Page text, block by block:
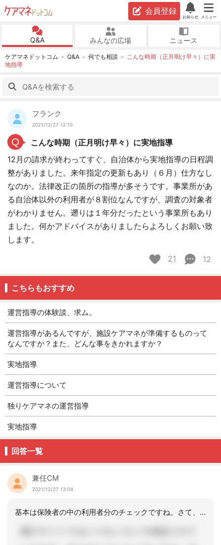
会員登録
お知らせ メニュー
Q&A みんなの広場 ニュース
ケアマネドットコム Q&A 何でも相談
こんな時期（正月明け早々）に実
地指導
フランク
2021/12/27 12:10
Q
こんな時期（正月明け早々）に実地指導
12月の請求が終わってすぐ、自治体から実地指導の日程調
整がありました。来年指定の更新もあり（６月）仕方なし
なのか。法律改正の箇所の指導が多そうです。事業所があ
る自治体以外の利用者が８割位なんですが、調査の対象者
がわかりません。遡りは１年分だったという事業所もあり
ました。何かアドバイスがありましたらよろしくお願い致
します。
21
12
こちらもおすすめ
運営指導の体験談、求ム。
運営指導があるんですが、施設ケアマネが準備するものって
なんですか？また、どんな事をきかれますか？
実地指導
運営指導について
独りケアマネの運営指導
実地指導
回答一覧
兼任CM
2021/12/27 13:04
基本は保険者の中の利用者分のチェックですね。さて、この実地指導ですが、報酬改定の